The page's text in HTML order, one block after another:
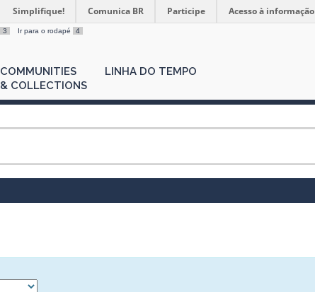
Simplifique! Comunica BR Participe Acesso à informação
3 Ir para o rodapé 4
COMMUNITIES
& COLLECTIONS
LINHA DO TEMPO